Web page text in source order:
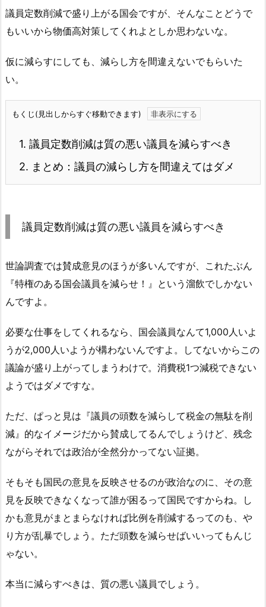
議員定数削減で盛り上がる国会ですが、そんなことどうで
もいいから物価高対策してくれよとしか思わないな。
仮に減らすにしても、減らし方を間違えないでもらいた
い。
もくじ(見出しからすぐ移動できます)
1. 議員定数削減は質の悪い議員を減らすべき
2. まとめ：議員の減らし方を間違えてはダメ
議員定数削減は質の悪い議員を減らすべき
世論調査では賛成意見のほうが多いんですが、これたぶん
『特権のある国会議員を減らせ！』という溜飲でしかない
んですよ。
必要な仕事をしてくれるなら、国会議員なんて1,000人いよ
うが2,000人いようが構わないんですよ。してないからこの
議論が盛り上がってしまうわけで。消費税1つ減税できない
ようではダメですな。
ただ、ぱっと見は『議員の頭数を減らして税金の無駄を削
減』的なイメージだから賛成してるんでしょうけど、残念
ながらそれでは政治が全然分かってない証拠。
そもそも国民の意見を反映させるのが政治なのに、その意
見を反映できなくなって誰が困るって国民ですからね。し
かも意見がまとまらなければ比例を削減するってのも、や
り方が乱暴でしょう。ただ頭数を減らせばいいってもんじ
ゃない。
本当に減らすべきは、質の悪い議員でしょう。